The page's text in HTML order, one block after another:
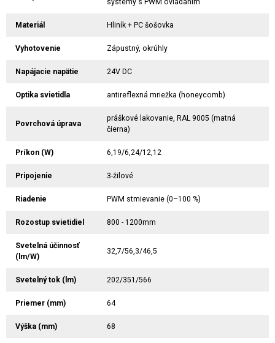
Materiál Hliník + PC šošovka
Vyhotovenie Zápustný, okrúhly
Napájacie napätie 24V DC
Optika svietidla antireflexná mriežka (honeycomb)
Povrchová úprava
práškové lakovanie, RAL 9005 (matná
čierna)
Príkon (W) 6,19/6,24/12,12
Pripojenie 3-žilové
Riadenie PWM stmievanie (0–100 %)
Rozostup svietidiel 800 - 1200mm
Svetelná účinnosť
(lm/W)
32,7/56,3/46,5
Svetelný tok (lm) 202/351/566
Priemer (mm) 64
Výška (mm) 68